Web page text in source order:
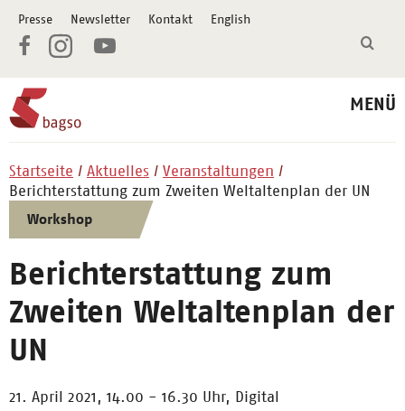
Presse Newsletter Kontakt English
MENÜ
Startseite Aktuelles
Veranstaltungen
Berichterstattung zum Zweiten Weltaltenplan der UN
Workshop
Berichterstattung zum
Zweiten Weltaltenplan der
UN
21. April 2021, 14.00 - 16.30 Uhr, Digital